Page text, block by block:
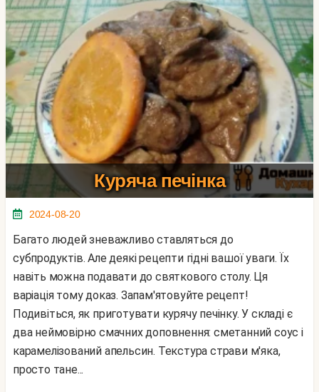
Куряча печінка
2024-08-20
Багато людей зневажливо ставляться до
субпродуктів. Але деякі рецепти гідні вашої уваги. Їх
навіть можна подавати до святкового столу. Ця
варіація тому доказ. Запам'ятовуйте рецепт!
Подивіться, як приготувати курячу печінку. У складі є
два неймовірно смачних доповнення: сметанний соус і
карамелізований апельсин. Текстура страви м'яка,
просто тане...